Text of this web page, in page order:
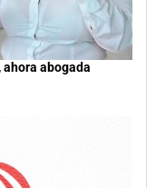
ahora abogada